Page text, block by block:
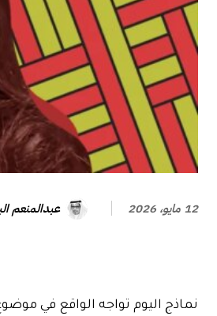
12 مايو، 2026 عبدالمنعم
نماذج اليوم تواجه الواقع في